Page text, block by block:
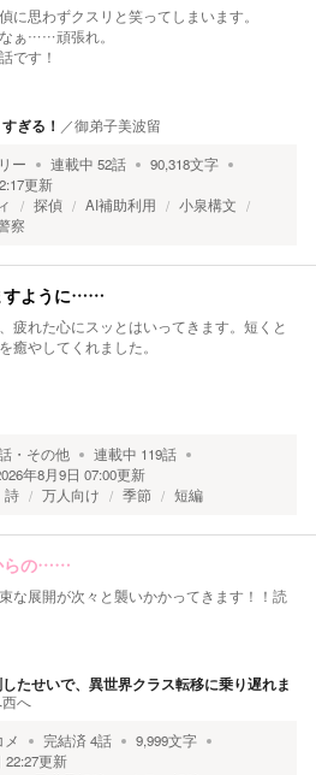
に思わずクスリと笑ってしまいます。
ぁ……頑張れ。
です！
ぎる！ ／御弟子美波留
ー 連載中 52話 90,318文字
更新
探偵 AI補助利用
小泉構文
察
すように……
疲れた心にスッとはいってきます。短くと
癒やしてくれました。
・その他 連載中 119話
年8月9日 07:00更新
詩 万人向け 季節 短編
らの……
な展開が次々と襲いかかってきます！！読
たせいで、異世界クラス転移に乗り遅れま
へ
メ 完結済4話 9,999文字
22:27更新